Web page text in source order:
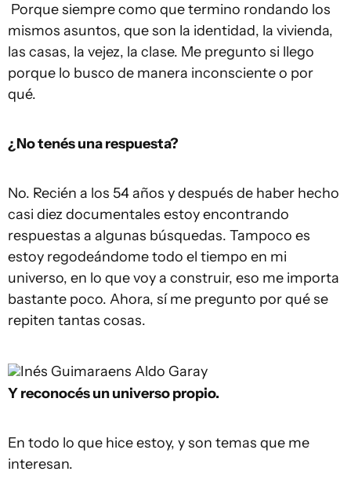
Porque siempre como que termino rondando los
mismos asuntos, que son la identidad, la vivienda,
las casas, la vejez, la clase. Me pregunto si llego
porque lo busco de manera inconsciente o por
qué.
¿No tenés una respuesta?
No. Recién a los 54 años y después de haber hecho
casi diez documentales estoy encontrando
respuestas a algunas búsquedas. Tampoco es
estoy regodeándome todo el tiempo en mi
universo, en lo que voy a construir, eso me importa
bastante poco. Ahora, sí me pregunto por qué se
repiten tantas cosas.
Inés Guimaraens Aldo Garay
Y reconocés un universo propio.
En todo lo que hice estoy, y son temas que me
interesan.